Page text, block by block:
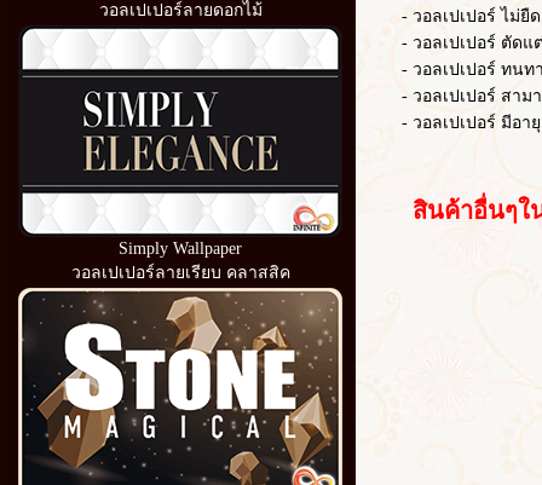
วอลเปเปอร์ลายดอกไม้
Simply Wallpaper
วอลเปเปอร์ลายเรียบ คลาสสิค
- วอลเปเปอร์ ไม่ยืด
- วอลเปเปอร์ ตัดแต่
- วอลเปเปอร์ ทนท
- วอลเปเปอร์ สามา
- วอลเปเปอร์ มีอายุ
สินค้าอื่นๆใน